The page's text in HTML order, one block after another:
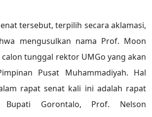
tersebut, terpilih secara aklamasi,
mengusulkan nama Prof. Moon
tunggal rektor UMGo yang akan
Pusat Muhammadiyah. Hal
rapat senat kali ini adalah rapat
Gorontalo, Prof. Nelson